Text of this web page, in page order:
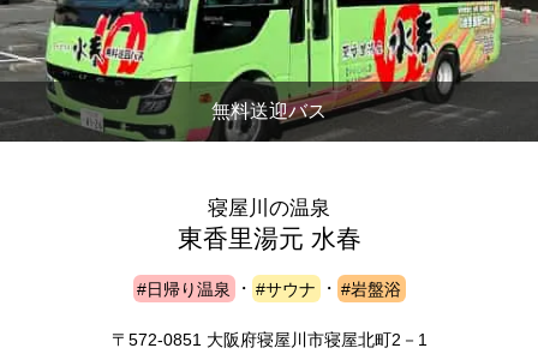
無料送迎バス
寝屋川の温泉
東香里湯元 水春
#日帰り温泉 ・ #サウナ ・ #岩盤浴
〒572-0851 大阪府寝屋川市寝屋北町2－1